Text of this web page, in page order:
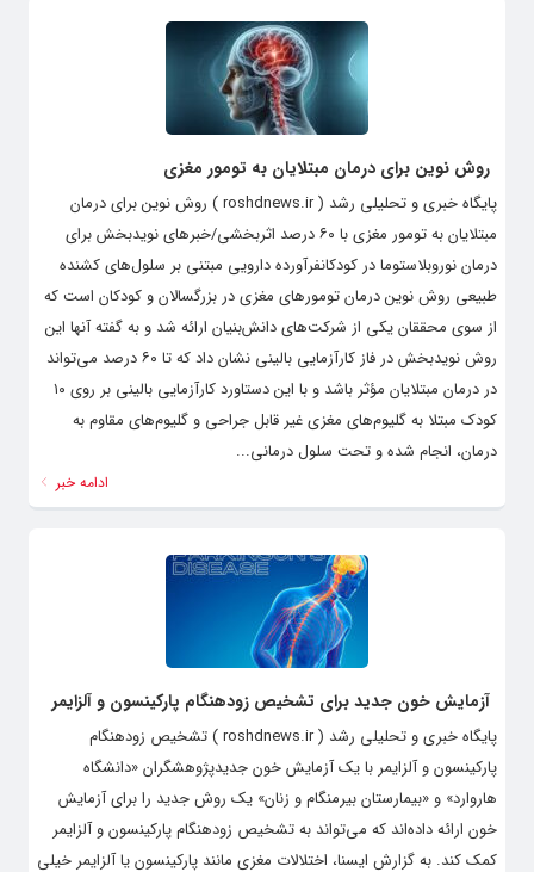
روش نوین برای درمان مبتلایان به تومور مغزی
پایگاه خبری و تحلیلی رشد ( roshdnews.ir ) روش نوین برای درمان
مبتلایان به تومور مغزی با ۶۰ درصد اثربخشی/خبرهای نویدبخش برای
درمان نوروبلاستوما در کودکانفرآورده دارویی مبتنی بر سلول‌های کشنده
طبیعی روش نوین درمان تومورهای مغزی در بزرگسالان و کودکان است که
از سوی محققان یکی از شرکت‌های دانش‌بنیان ارائه شد و به گفته آنها این
روش نویدبخش در فاز کارآزمایی بالینی نشان داد که تا ۶۰ درصد می‌تواند
در درمان مبتلایان مؤثر باشد و با این دستاورد کارآزمایی بالینی بر روی ۱۰
کودک مبتلا به گلیوم‌های مغزی غیر قابل جراحی و گلیوم‌های مقاوم به
درمان، انجام شده و تحت سلول درمانی...
ادامه خبر
آزمایش خون جدید برای تشخیص زودهنگام پارکینسون و آلزایمر
پایگاه خبری و تحلیلی رشد ( roshdnews.ir ) تشخیص زودهنگام
پارکینسون و آلزایمر با یک آزمایش خون جدیدپژوهشگران «دانشگاه
هاروارد» و «بیمارستان بیرمنگام و زنان» یک روش جدید را برای آزمایش
خون ارائه داده‌اند که می‌تواند به تشخیص زودهنگام پارکینسون و آلزایمر
کمک کند. به گزارش ایسنا، اختلالات مغزی مانند پارکینسون یا آلزایمر خیلی